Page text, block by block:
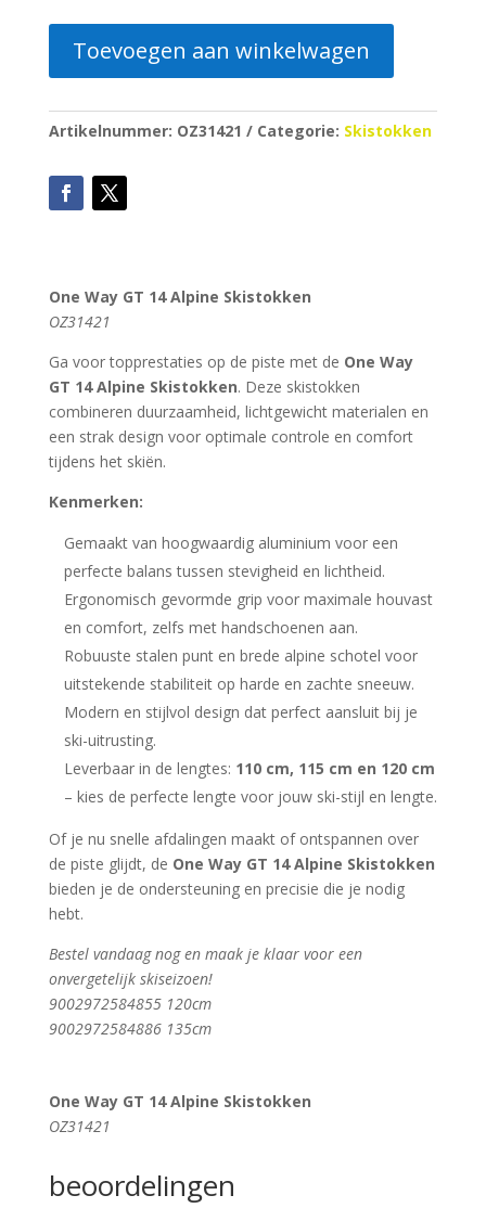
Toevoegen aan winkelwagen
Artikelnummer: OZ31421 Categorie: Skistokken
One Way GT 14 Alpine Skistokken
OZ31421
Ga voor topprestaties op de piste met de One Way
GT 14 Alpine Skistokken. Deze skistokken
combineren duurzaamheid, lichtgewicht materialen en
een strak design voor optimale controle en comfort
tijdens het skiën.
Kenmerken:
Gemaakt van hoogwaardig aluminium voor een
perfecte balans tussen stevigheid en lichtheid.
Ergonomisch gevormde grip voor maximale houvast
en comfort, zelfs met handschoenen aan.
Robuuste stalen punt en brede alpine schotel voor
uitstekende stabiliteit op harde en zachte sneeuw.
Modern en stijlvol design dat perfect aansluit bij je
ski-uitrusting.
Leverbaar in de lengtes: 110 cm, 115 cm en 120 cm
– kies de perfecte lengte voor jouw ski-stijl en lengte.
Of je nu snelle afdalingen maakt of ontspannen over
de piste glijdt, de One Way GT 14 Alpine Skistokken
bieden je de ondersteuning en precisie die je nodig
hebt.
Bestel vandaag nog en maak je klaar voor een
onvergetelijk skiseizoen!
9002972584855 120cm
9002972584886 135cm
One Way GT 14 Alpine Skistokken
OZ31421
beoordelingen